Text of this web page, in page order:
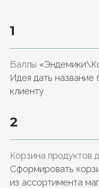
1
Баллы
Идея дать название
клиенту
2
Корзина продуктов
Сформировать
из ассортимента